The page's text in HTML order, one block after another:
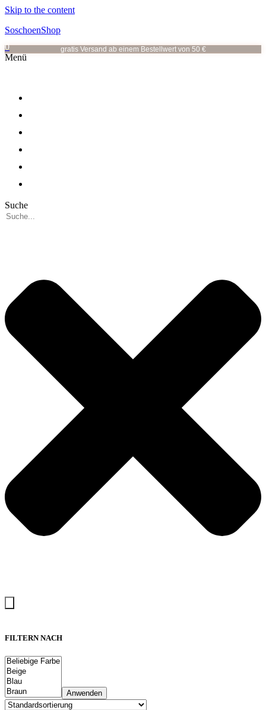
Skip to the content
SoschoenShop
gratis Versand ab einem Bestellwert von 50 €
0
Menü
Suche
FILTERN NACH
Anwenden